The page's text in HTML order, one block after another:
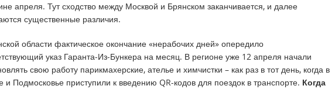
апреля. Тут сходство между Москвой и Брянском заканчивается, и далее
существенные различия.
области фактическое окончание «нерабочих дней» опередило
указ Гаранта-Из-Бункера на месяц. В регионе уже 12 апреля начали
свою работу парикмахерские, ателье и химчистки – как раз в тот день, когда в
и Подмосковье приступили к введению QR-кодов для поездок в транспорте. Когда